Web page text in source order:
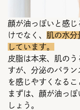
顔が油っぽいと感
けでなく、 肌の水分
しています。
皮脂は本来、肌の
すが、分泌のバラ
を感じやすくなるこ
まずは、顔が油っ
しょう。